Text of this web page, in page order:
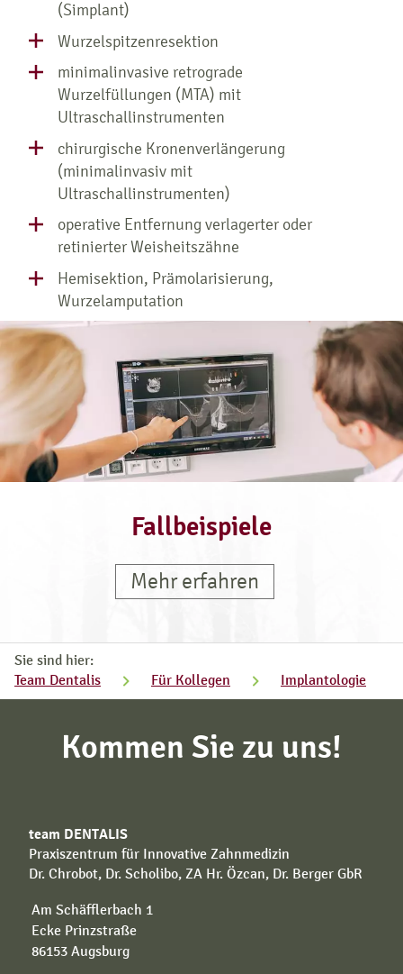
(Simplant)
Wurzelspitzenresektion
minimalinvasive retrograde
Wurzelfüllungen (MTA) mit
Ultraschallinstrumenten
chirurgische Kronenverlängerung
(minimalinvasiv mit
Ultraschallinstrumenten)
operative Entfernung verlagerter oder
retinierter Weisheitszähne
Hemisektion, Prämolarisierung,
Wurzelamputation
Fallbeispiele
Mehr erfahren
Sie sind hier:
Team Dentalis
Für Kollegen Implantologie
Kommen Sie zu uns!
team DENTALIS
Praxiszentrum für Innovative Zahnmedizin
Dr. Chrobot, Dr. Scholibo, ZA Hr. Özcan, Dr. Berger GbR
Am Schäfflerbach 1
Ecke Prinzstraße
86153 Augsburg